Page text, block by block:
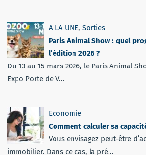
A LA UNE, Sorties
Paris Animal Show : quel
l’édition 2026 ?
Du 13 au 15 mars 2026, le Paris Animal
Expo Porte de V...
Economie
Comment calculer sa
Vous envisagez peut-être
immobilier. Dans ce cas, la pré...